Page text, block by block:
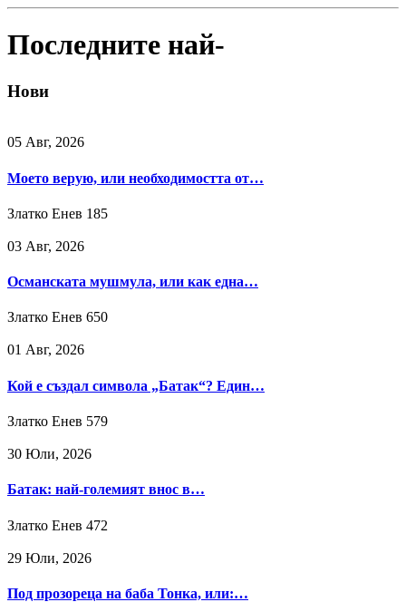
Последните най-
Нови
05 Авг, 2026
Моето верую, или необходимостта от…
Златко Енев 185
03 Авг, 2026
Османската мушмула, или как една…
Златко Енев 650
01 Авг, 2026
Кой е създал символа „Батак“? Един…
Златко Енев 579
30 Юли, 2026
Батак: най-големият внос в…
Златко Енев 472
29 Юли, 2026
Под прозореца на баба Тонка, или:…